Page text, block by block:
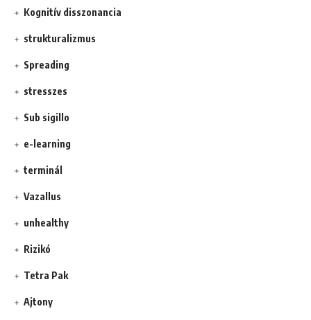
Kognitív disszonancia
strukturalizmus
Spreading
stresszes
Sub sigillo
e-learning
terminál
Vazallus
unhealthy
Rizikó
Tetra Pak
Ajtony